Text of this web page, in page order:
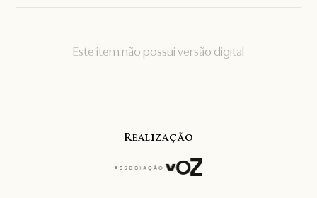
Este item não possui versão digital
Realização